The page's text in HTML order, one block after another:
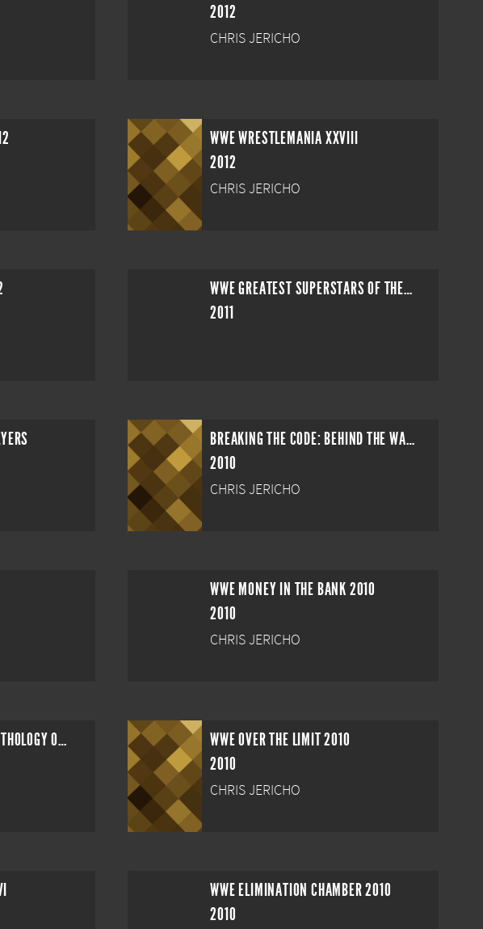
2012
CHRIS JERICHO
WWE WRESTLEMANIA XXVIII
2012
CHRIS JERICHO
WWE GREATEST SUPERSTARS OF THE 21ST CENTURY
2011
BREAKING THE CODE: BEHIND THE WALLS OF CHRIS JERICHO
2010
CHRIS JERICHO
WWE MONEY IN THE BANK 2010
2010
CHRIS JERICHO
SATAN'S PRISON: THE ANTHOLOGY OF THE ELIMINATION CHAMBER
WWE OVER THE LIMIT 2010
2010
CHRIS JERICHO
WWE ELIMINATION CHAMBER 2010
2010